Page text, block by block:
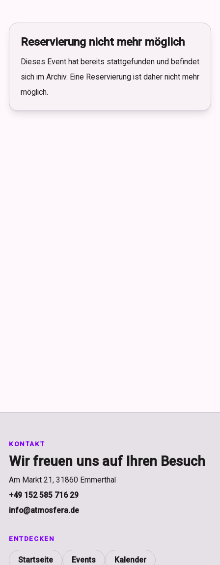
Reservierung nicht mehr möglich
Dieses Event hat bereits stattgefunden und befindet
sich im Archiv. Eine Reservierung ist daher nicht mehr
möglich.
KONTAKT
Wir freuen uns auf Ihren Besuch
Am Markt 21, 31860 Emmerthal
+49 152 585 716 29
info@atmosfera.de
ENTDECKEN
Startseite Events Kalender